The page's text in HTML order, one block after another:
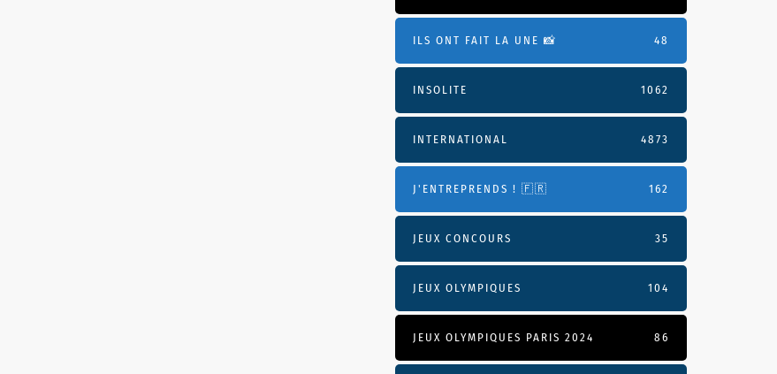
ILS ONT FAIT LA UNE 📸 48
INSOLITE 1062
INTERNATIONAL 4873
J'ENTREPRENDS ! 🇫🇷 162
JEUX CONCOURS 35
JEUX OLYMPIQUES 104
JEUX OLYMPIQUES PARIS 2024 86